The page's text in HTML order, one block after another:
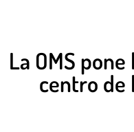
La OMS
centro de